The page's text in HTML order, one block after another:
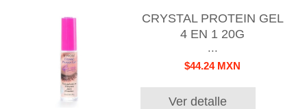
CRYSTAL PROTEIN GEL
4 EN 1 20G
...
$44.24 MXN
Ver detalle